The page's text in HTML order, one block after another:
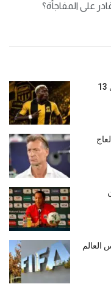
على المفاجأة؟
السنغالي "لوبي" يرتدي شعار اتحاد جدة مقابل 13
العالم